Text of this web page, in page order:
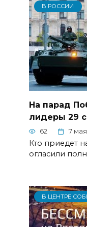
В РОССИИ
На парад
лидеры 29
62 7
Кто приедет
огласили
В ЦЕНТРЕ